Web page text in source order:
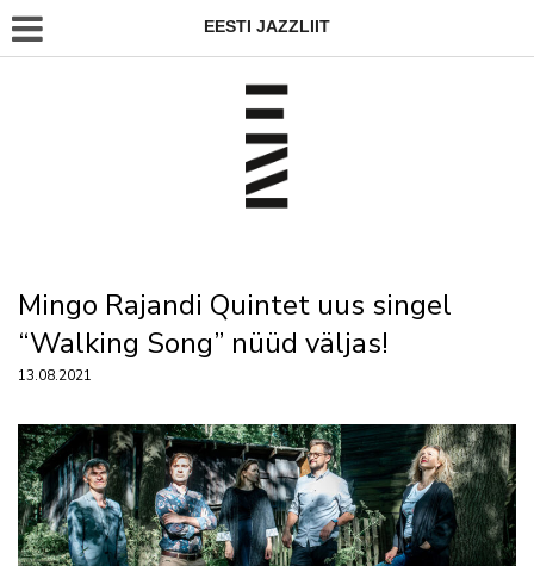
EESTI JAZZLIIT
Mingo Rajandi Quintet uus singel
“Walking Song” nüüd väljas!
13.08.2021